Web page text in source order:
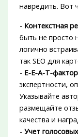
навредить. Вот
- Контекстная
быть не просто
логично
так SEO для
- E-E-A-T-
экспертности,
Указывайте
размещайте
качества и
- Учет